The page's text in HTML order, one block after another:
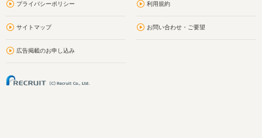
プライバシーポリシー 利用規約
サイトマップ お問い合わせ・ご要望
広告掲載のお申し込み